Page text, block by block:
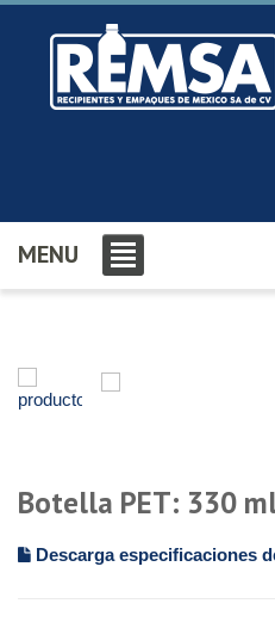
MENU
Botella PET: 330
Descarga especificaciones